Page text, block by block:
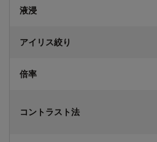
液浸
アイリス絞り
倍率
コントラスト法